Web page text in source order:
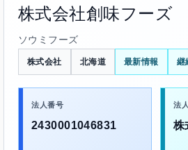
株式会社創味フーズ
ソウミフーズ
株式会社 北海道 最新情報 継
法人番号
2430001046831
法
株